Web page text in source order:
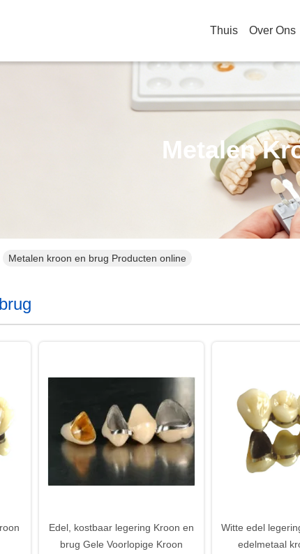
Thuis Over Ons
Metalen
Metalen kroon en brug Producten online
Edel, kostbaar legering Kroon en
brug Gele Voorlopige Kroon
Witte edel
edelmetaal